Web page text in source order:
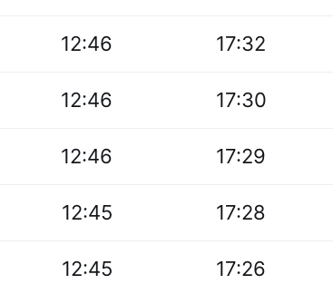
12:46 17:32
12:46 17:30
12:46 17:29
12:45 17:28
12:45 17:26